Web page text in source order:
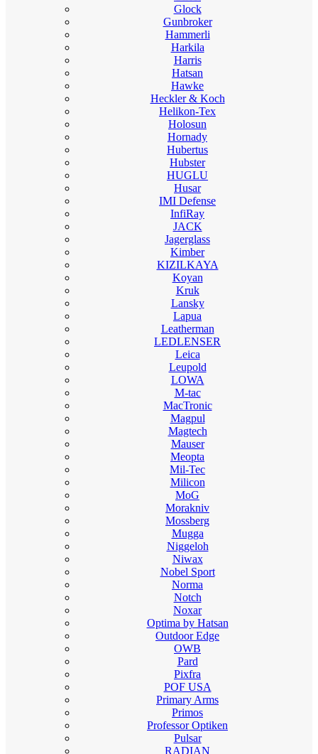
Glock
Gunbroker
Hammerli
Harkila
Harris
Hatsan
Hawke
Heckler & Koch
Helikon-Tex
Holosun
Hornady
Hubertus
Hubster
HUGLU
Husar
IMI Defense
InfiRay
JACK
Jagerglass
Kimber
KIZILKAYA
Koyan
Kruk
Lansky
Lapua
Leatherman
LEDLENSER
Leica
Leupold
LOWA
M-tac
MacTronic
Magpul
Magtech
Mauser
Meopta
Mil-Tec
Milicon
MoG
Morakniv
Mossberg
Mugga
Niggeloh
Niwax
Nobel Sport
Norma
Notch
Noxar
Optima by Hatsan
Outdoor Edge
OWB
Pard
Pixfra
POF USA
Primary Arms
Primos
Professor Optiken
Pulsar
RADIAN